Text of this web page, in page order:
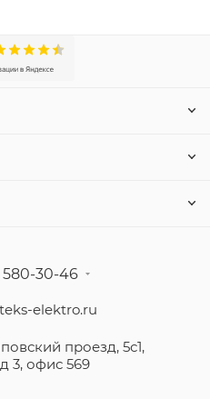
580-30-46
elektro.ru
проезд, 5с1,
3, офис 569